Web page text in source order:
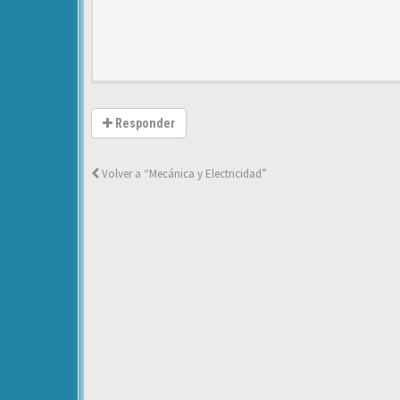
Responder
Volver a “Mecánica y Electricidad”